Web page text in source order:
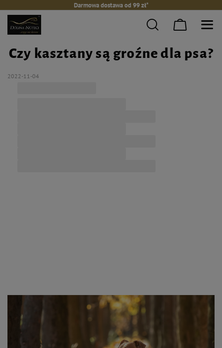
Darmowa dostawa od 99 zł*
Czy kasztany są groźne dla psa?
2022-11-04